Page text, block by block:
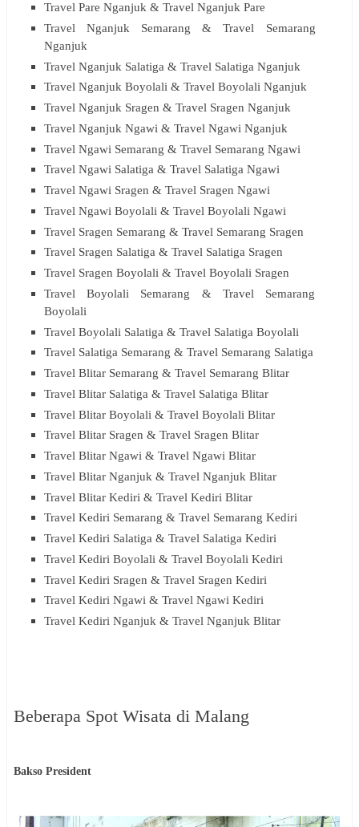
Travel Pare Nganjuk & Travel Nganjuk Pare
Travel Nganjuk Semarang & Travel Semarang
Nganjuk
Travel Nganjuk Salatiga & Travel Salatiga Nganjuk
Travel Nganjuk Boyolali & Travel Boyolali Nganjuk
Travel Nganjuk Sragen & Travel Sragen Nganjuk
Travel Nganjuk Ngawi & Travel Ngawi Nganjuk
Travel Ngawi Semarang & Travel Semarang Ngawi
Travel Ngawi Salatiga & Travel Salatiga Ngawi
Travel Ngawi Sragen & Travel Sragen Ngawi
Travel Ngawi Boyolali & Travel Boyolali Ngawi
Travel Sragen Semarang & Travel Semarang Sragen
Travel Sragen Salatiga & Travel Salatiga Sragen
Travel Sragen Boyolali & Travel Boyolali Sragen
Travel Boyolali Semarang & Travel Semarang
Boyolali
Travel Boyolali Salatiga & Travel Salatiga Boyolali
Travel Salatiga Semarang & Travel Semarang Salatiga
Travel Blitar Semarang & Travel Semarang Blitar
Travel Blitar Salatiga & Travel Salatiga Blitar
Travel Blitar Boyolali & Travel Boyolali Blitar
Travel Blitar Sragen & Travel Sragen Blitar
Travel Blitar Ngawi & Travel Ngawi Blitar
Travel Blitar Nganjuk & Travel Nganjuk Blitar
Travel Blitar Kediri & Travel Kediri Blitar
Travel Kediri Semarang & Travel Semarang Kediri
Travel Kediri Salatiga & Travel Salatiga Kediri
Travel Kediri Boyolali & Travel Boyolali Kediri
Travel Kediri Sragen & Travel Sragen Kediri
Travel Kediri Ngawi & Travel Ngawi Kediri
Travel Kediri Nganjuk & Travel Nganjuk Blitar
Beberapa Spot Wisata di Malang
Bakso President